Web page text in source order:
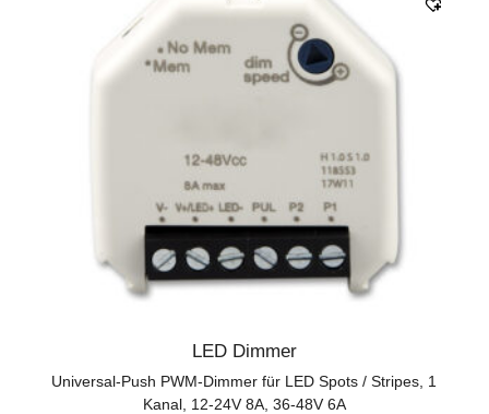
LED Dimmer
Universal-Push PWM-Dimmer für LED Spots / Stripes, 1
Kanal, 12-24V 8A, 36-48V 6A